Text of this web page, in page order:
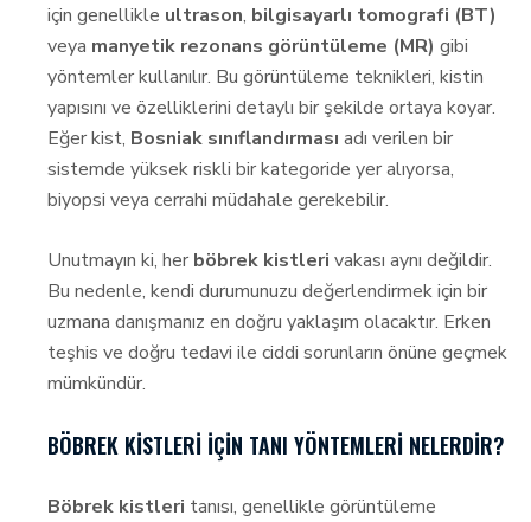
için genellikle ultrason, bilgisayarlı tomografi (BT)
veya manyetik rezonans görüntüleme (MR) gibi
yöntemler kullanılır. Bu görüntüleme teknikleri, kistin
yapısını ve özelliklerini detaylı bir şekilde ortaya koyar.
Eğer kist, Bosniak sınıflandırması adı verilen bir
sistemde yüksek riskli bir kategoride yer alıyorsa,
biyopsi veya cerrahi müdahale gerekebilir.
Unutmayın ki, her böbrek kistleri vakası aynı değildir.
Bu nedenle, kendi durumunuzu değerlendirmek için bir
uzmana danışmanız en doğru yaklaşım olacaktır. Erken
teşhis ve doğru tedavi ile ciddi sorunların önüne geçmek
mümkündür.
BÖBREK KISTLERI İÇIN TANI YÖNTEMLERI NELERDIR?
Böbrek kistleri tanısı, genellikle görüntüleme